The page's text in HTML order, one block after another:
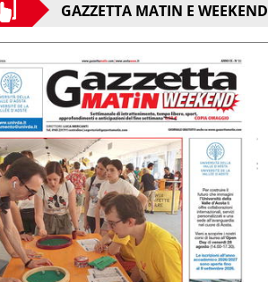
GAZZETTA MATIN E WEEKEND